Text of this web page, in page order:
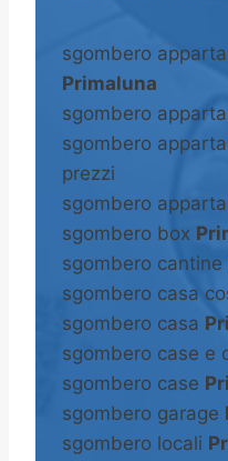
sgombero
Primaluna
sgombero
sgombero
prezzi
sgombero
sgombero box
sgombero cantine
sgombero casa
sgombero casa
sgombero case e
sgombero case
sgombero garage
sgombero locali